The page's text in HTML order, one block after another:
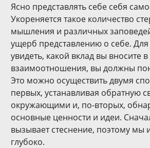
Ясно представлять себе себя
Укореняется такое количество
мышления и различных
ущерб представлению о себе. Для
увидеть, какой вклад вы вносите
взаимоотношения, вы должны
Это можно осуществить двумя
первых, устанавливая обратную
окружающими и, по-вторых,
основные ценности и идеи.
вызывает стеснение, поэтому мы
глубоко.